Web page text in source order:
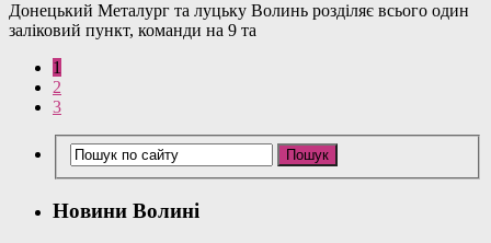
Донецький Металург та луцьку Волинь розділяє всього один
заліковий пункт, команди на 9 та
1
2
3
Новини Волині